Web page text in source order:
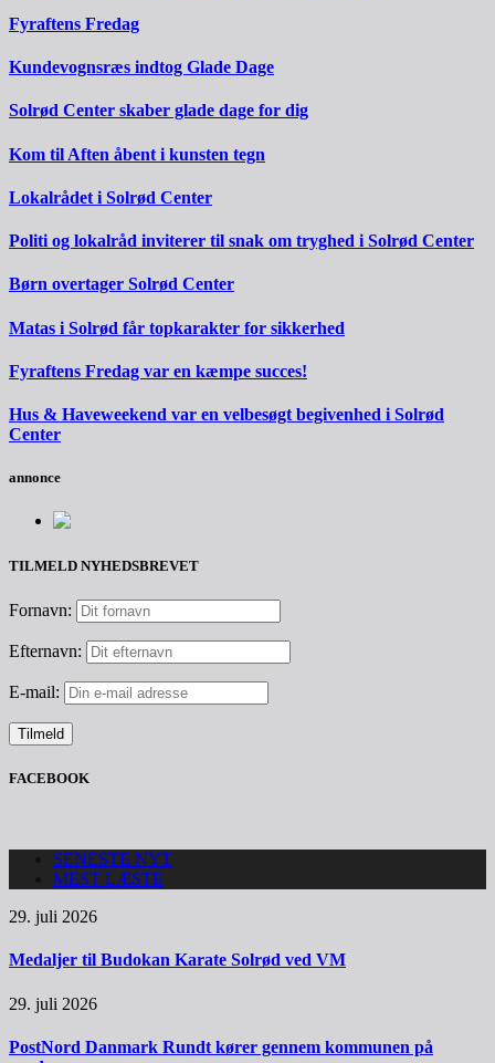
Fyraftens Fredag
Kundevognsræs indtog Glade Dage
Solrød Center skaber glade dage for dig
Kom til Aften åbent i kunsten tegn
Lokalrådet i Solrød Center
Politi og lokalråd inviterer til snak om tryghed i Solrød Center
Børn overtager Solrød Center
Matas i Solrød får topkarakter for sikkerhed
Fyraftens Fredag var en kæmpe succes!
Hus & Haveweekend var en velbesøgt begivenhed i Solrød
Center
annonce
TILMELD NYHEDSBREVET
Fornavn:
Efternavn:
E-mail:
FACEBOOK
SENESTE NYT
MEST LÆSTE
29. juli 2026
Medaljer til Budokan Karate Solrød ved VM
29. juli 2026
PostNord Danmark Rundt kører gennem kommunen på